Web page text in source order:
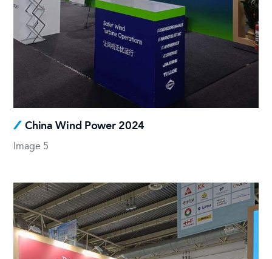
China Wind Power 2024
Image 5